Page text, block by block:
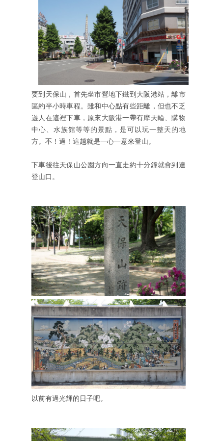
要到天保山，首先坐市營地下鐵到大阪港站，離市
區約半小時車程。雖和中心點有些距離，但也不乏
遊人在這裡下車，原來大阪港一帶有摩天輪、購物
中心、水族館等等的景點，是可以玩一整天的地
方。不！過！這趟就是一心一意來登山。
下車後往天保山公園方向一直走約十分鐘就會到達
登山口。
以前有過光輝的日子吧。